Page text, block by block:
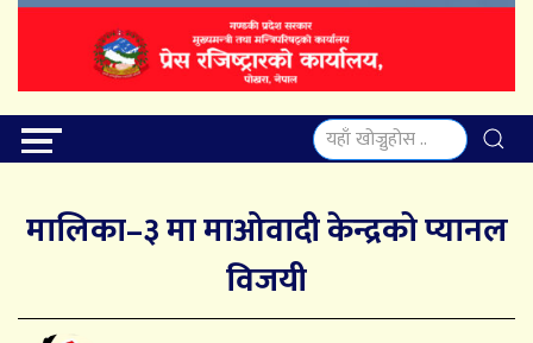
मालिका–३ मा माओवादी केन्द्रको प्यानल
विजयी